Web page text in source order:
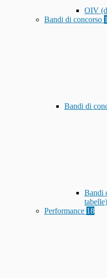
OIV
Bandi di concorso
Bandi di
Bandi
tabelle)
Performance 18